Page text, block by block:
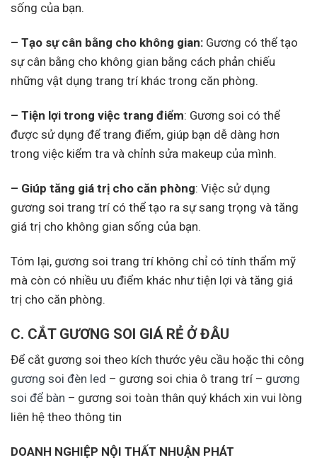
sống của bạn.
– Tạo sự cân bằng cho không gian: Gương có thể tạo
sự cân bằng cho không gian bằng cách phản chiếu
những vật dụng trang trí khác trong căn phòng.
– Tiện lợi trong việc trang điểm: Gương soi có thể
được sử dụng để trang điểm, giúp bạn dễ dàng hơn
trong việc kiểm tra và chỉnh sửa makeup của mình.
– Giúp tăng giá trị cho căn phòng: Việc sử dụng
gương soi trang trí có thể tạo ra sự sang trọng và tăng
giá trị cho không gian sống của bạn.
Tóm lại, gương soi trang trí không chỉ có tính thẩm mỹ
mà còn có nhiều ưu điểm khác như tiện lợi và tăng giá
trị cho căn phòng.
C. CẮT GƯƠNG SOI GIÁ RẺ Ở ĐÂU
Để cắt gương soi theo kích thước yêu cầu hoặc thi công
gương soi đèn led – gương soi chia ô trang trí – gương
soi để bàn – gương soi toàn thân quý khách xin vui lòng
liên hệ theo thông tin
DOANH NGHIỆP NỘI THẤT NHUẬN PHÁT